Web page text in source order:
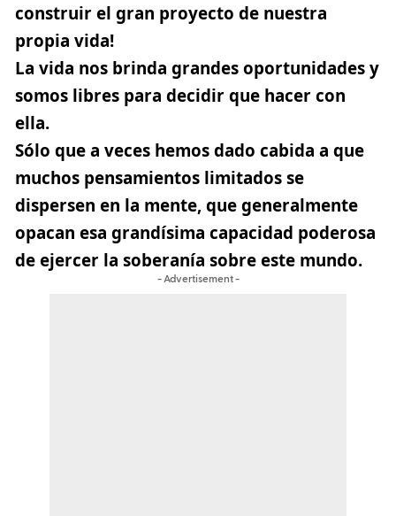
construir el gran proyecto de nuestra
propia vida!
La vida nos brinda grandes oportunidades y
somos libres para decidir que hacer con
ella.
Sólo que a veces hemos dado cabida a que
muchos pensamientos limitados se
dispersen en la mente, que generalmente
opacan esa grandísima capacidad poderosa
de ejercer la soberanía sobre este mundo.
- Advertisement -